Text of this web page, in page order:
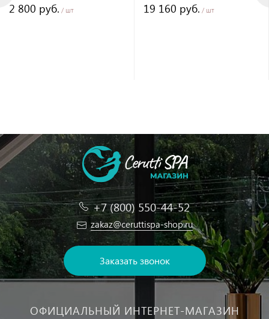
2 800 руб. / шт 19 160 руб. / шт
+7 (800) 550-44-52
zakaz@ceruttispa-shop.ru
Заказать звонок
ОФИЦИАЛЬНЫЙ ИНТЕРНЕТ-МАГАЗИН